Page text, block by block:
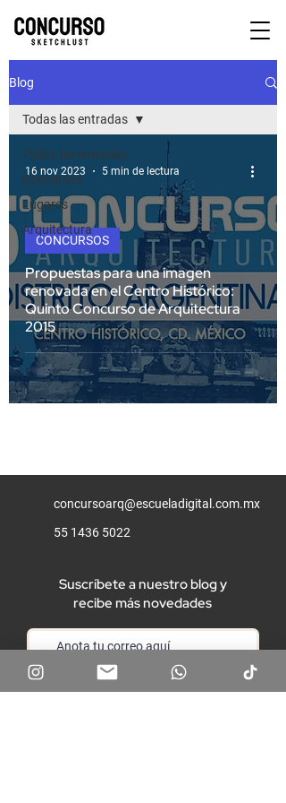
Blog
Todas las entradas
Concursos
Lugares
Arquitectura
Todas las entradas
Propuestas para una imagen
renovada en el Centro Histórico:
Quinto Concurso de Arquitectura
2015
CONCURSOS
16 nov 2023 5 min de lectura
concursoarq@escueladigital.com.mx
55 1436 5022
Suscríbete a nuestro blog y
recibe más novedades